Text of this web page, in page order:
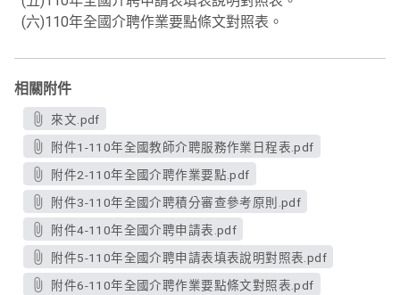
(六)110年全國介聘作業要點條文對照表。
相關附件
來文.pdf
附件1-110年全國教師介聘服務作業日程表.pdf
附件2-110年全國介聘作業要點.pdf
附件3-110年全國介聘積分審查參考原則.pdf
附件4-110年全國介聘申請表.pdf
附件5-110年全國介聘申請表填表說明對照表.pdf
附件6-110年全國介聘作業要點條文對照表.pdf